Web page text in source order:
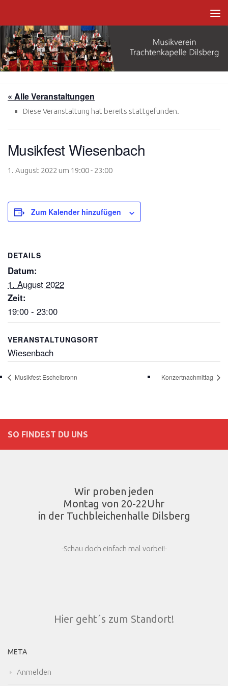
« Alle Veranstaltungen
Diese Veranstaltung hat bereits stattgefunden.
Musikfest Wiesenbach
1. August 2022 um 19:00- 23:00
Zum Kalender hinzufügen
DETAILS
Datum:
1. August 2022
Zeit:
19:00 - 23:00
VERANSTALTUNGSORT
Wiesenbach
Musikfest Eschelbronn Konzertnachmittag
SO FINDEST DU UNS
Wir proben jeden
Montag von 20-22Uhr
in der Tuchbleichenhalle Dilsberg
-Schau doch einfach mal vorbei!-
Hier geht´s zum Standort!
META
Anmelden